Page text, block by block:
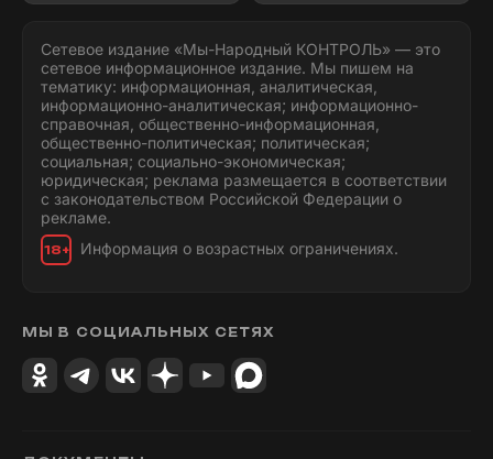
Сетевое издание «Мы-Народный КОНТРОЛЬ» — это
сетевое информационное издание. Мы пишем на
тематику: информационная, аналитическая,
информационно-аналитическая; информационно-
справочная, общественно-информационная,
общественно-политическая; политическая;
социальная; социально-экономическая;
юридическая; реклама размещается в соответствии
с законодательством Российской Федерации о
рекламе.
18+ Информация о возрастных ограничениях.
МЫ В СОЦИАЛЬНЫХ СЕТЯХ